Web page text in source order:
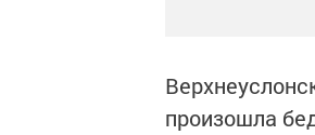
произошла